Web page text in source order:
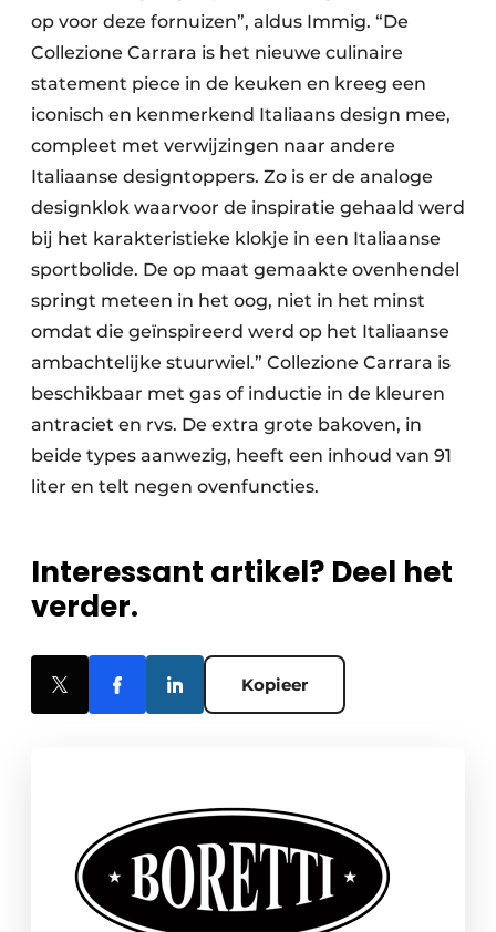
op voor deze fornuizen”, aldus Immig. “De
Collezione Carrara is het nieuwe culinaire
statement piece in de keuken en kreeg een
iconisch en kenmerkend Italiaans design mee,
compleet met verwijzingen naar andere
Italiaanse designtoppers. Zo is er de analoge
design­klok waarvoor de inspiratie gehaald werd
bij het karakteristieke klokje in een Italiaanse
sportbolide. De op maat gemaakte ovenhendel
springt meteen in het oog, niet in het minst
omdat die geïnspireerd werd op het Italiaanse
ambachtelijke stuurwiel.” Collezione Carrara is
beschikbaar met gas of inductie in de kleuren
antraciet en rvs. De extra grote bakoven, in
beide types aanwezig, heeft een inhoud van 91
liter en telt negen ovenfuncties.
Interessant artikel? Deel het
verder.
Kopieer